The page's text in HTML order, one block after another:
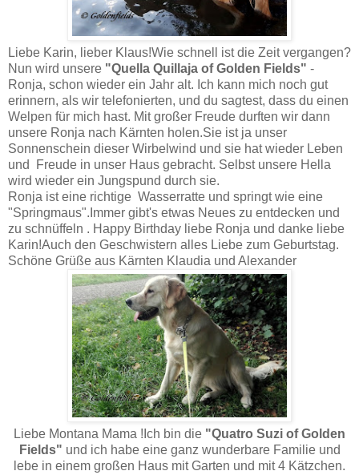
Liebe Karin, lieber Klaus!Wie schnell ist die Zeit vergangen?
Nun wird unsere "Quella Quillaja of Golden Fields" -
Ronja, schon wieder ein Jahr alt. Ich kann mich noch gut
erinnern, als wir telefonierten, und du sagtest, dass du einen
Welpen für mich hast. Mit großer Freude durften wir dann
unsere Ronja nach Kärnten holen.Sie ist ja unser
Sonnenschein dieser Wirbelwind und sie hat wieder Leben
und Freude in unser Haus gebracht. Selbst unsere Hella
wird wieder ein Jungspund durch sie.
Ronja ist eine richtige Wasserratte und springt wie eine
"Springmaus".Immer gibt's etwas Neues zu entdecken und
zu schnüffeln . Happy Birthday liebe Ronja und danke liebe
Karin!Auch den Geschwistern alles Liebe zum Geburtstag.
Schöne Grüße aus Kärnten Klaudia und Alexander
Liebe Montana Mama !Ich bin die "Quatro Suzi of Golden
Fields" und ich habe eine ganz wunderbare Familie und
lebe in einem großen Haus mit Garten und mit 4 Kätzchen.